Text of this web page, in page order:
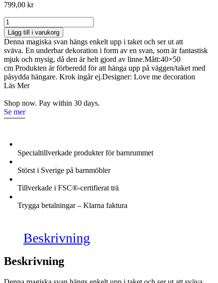
799,00 kr
Beige
svan
med
spets
mängd
Lägg till i varukorg
Denna magiska svan hängs enkelt upp i taket och ser ut att
sväva. En underbar dekoration i form av en svan, som är fantastisk
mjuk och mysig, då den är helt gjord av linne.Mått:40×50
cm Produkten är förberedd för att hänga upp på väggen/taket med
påsydda hängare. Krok ingår ej.Designer: Love me decoration
Läs Mer
Shop now. Pay within 30 days.
Se mer
Specialtillverkade produkter för barnrummet
Störst i Sverige på barnmöbler
Tillverkade i FSC®-certifierat trä
Trygga betalningar – Klarna faktura
Beskrivning
Beskrivning